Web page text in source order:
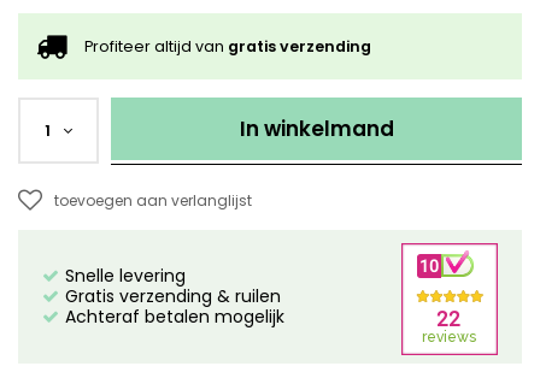
Profiteer altijd van gratis verzending
1 In winkelmand
toevoegen aan verlanglijst
Snelle levering
Gratis verzending & ruilen
Achteraf betalen mogelijk